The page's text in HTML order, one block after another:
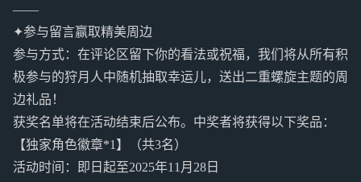
——
✦参与留言赢取精美周边
参与方式：在评论区留下你的看法或祝福，我们将从所有积
极参与的狩月人中随机抽取幸运儿，送出二重螺旋主题的周
边礼品！
获奖名单将在活动结束后公布。中奖者将获得以下奖品：
【独家角色徽章*1】（共3名）
活动时间：即日起至2025年11月28日